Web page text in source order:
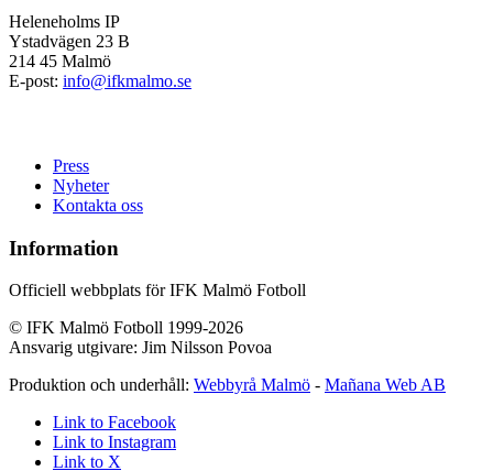
Heleneholms IP
Ystadvägen 23 B
214 45 Malmö
E-post: info@ifkmalmo.se
Press
Nyheter
Kontakta oss
Information
Officiell webbplats för IFK Malmö Fotboll
© IFK Malmö Fotboll 1999-2026
Ansvarig utgivare: Jim Nilsson Povoa
Produktion och underhåll: Webbyrå Malmö - Mañana Web AB
Link to Facebook
Link to Instagram
Link to X